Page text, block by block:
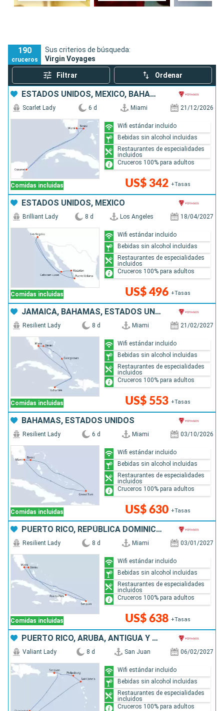
190
cruceros
Sus criterios de búsqueda:
Virgin Voyages
Filtrar Ordenar
ESTADOS UNIDOS, MÉXICO, BAHAMAS
Comidas incluidas
Scarlet Lady 6 d Miami 21/12/2026
US$ 342 +Tasas
Wifi estándar incluido
Bebidas sin alcohol incluidas
Restaurantes de especialidades
incluidos
Cruceros 100% para adultos
ESTADOS UNIDOS, MÉXICO
Comidas incluidas
Brilliant Lady 8 d Los Angeles 18/04/2027
US$ 496 +Tasas
Wifi estándar incluido
Bebidas sin alcohol incluidas
Restaurantes de especialidades
incluidos
Cruceros 100% para adultos
JAMAICA, BAHAMAS, ESTADOS UNIDOS
Comidas incluidas
Resilient Lady 8 d Miami 21/02/2027
US$ 553 +Tasas
Wifi estándar incluido
Bebidas sin alcohol incluidas
Restaurantes de especialidades
incluidos
Cruceros 100% para adultos
BAHAMAS, ESTADOS UNIDOS
Comidas incluidas
Resilient Lady 6 d Miami 03/10/2026
US$ 630 +Tasas
Wifi estándar incluido
Bebidas sin alcohol incluidas
Restaurantes de especialidades
incluidos
Cruceros 100% para adultos
PUERTO RICO, REPÚBLICA DOMINICANA, BAHAMAS, ESTADOS UNIDOS
Comidas incluidas
Resilient Lady 8 d Miami 03/01/2027
US$ 638 +Tasas
Wifi estándar incluido
Bebidas sin alcohol incluidas
Restaurantes de especialidades
incluidos
Cruceros 100% para adultos
PUERTO RICO, ARUBA, ANTIGUA Y BARBUDA, SAN MARTÍN
Valiant Lady 8 d San Juan 06/02/2027
Wifi estándar incluido
Bebidas sin alcohol incluidas
Restaurantes de especialidades
incluidos
Cruceros 100% para adultos